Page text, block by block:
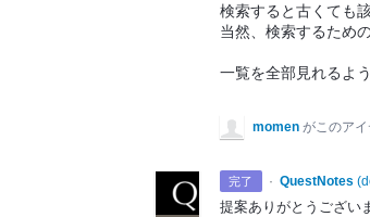
検索すると古くても
当然、検索するため
一覧を全部見れるよ
momen がこのア
完了 · QuestNotes (
提案ありがとうござい